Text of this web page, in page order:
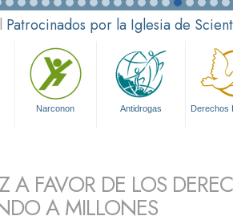
Patrocinados por la Iglesia de
Narconon Antidrogas Derechos
A FAVOR DE LOS
A MILLONES